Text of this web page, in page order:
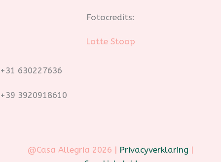
Fotocredits:
Lotte Stoop
+31 630227636
+39 3920918610
@Casa Allegria 2026 | Privacyverklaring |